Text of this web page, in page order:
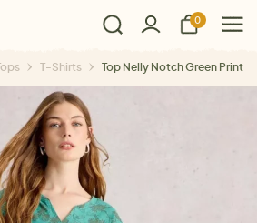
0
T-Shirts Top Nelly Notch Green Print